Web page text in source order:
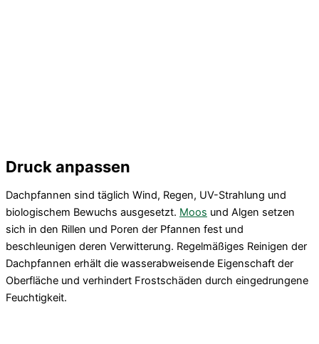
Druck anpassen
Dachpfannen sind täglich Wind, Regen, UV-Strahlung und
biologischem Bewuchs ausgesetzt. Moos und Algen setzen
sich in den Rillen und Poren der Pfannen fest und
beschleunigen deren Verwitterung. Regelmäßiges Reinigen der
Dachpfannen erhält die wasserabweisende Eigenschaft der
Oberfläche und verhindert Frostschäden durch eingedrungene
Feuchtigkeit.